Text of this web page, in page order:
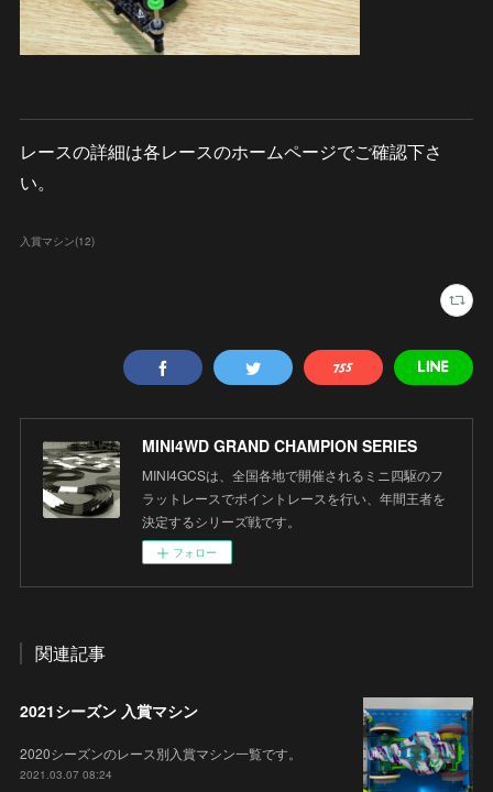
レースの詳細は各レースのホームページでご確認下さ
い。
入賞マシン(12)
MINI4WD GRAND CHAMPION SERIES
MINI4GCSは、全国各地で開催されるミニ四駆のフ
ラットレースでポイントレースを行い、年間王者を
決定するシリーズ戦です。
フォロー
関連記事
2021シーズン 入賞マシン
2020シーズンのレース別入賞マシン一覧です。
2021.03.07 08:24